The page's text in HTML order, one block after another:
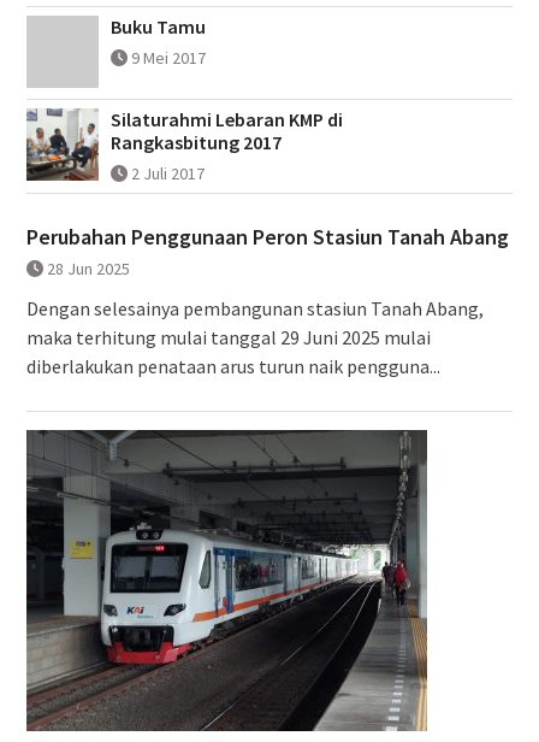
Buku Tamu
9 Mei 2017
Silaturahmi Lebaran KMP di
Rangkasbitung 2017
2 Juli 2017
Perubahan Penggunaan Peron Stasiun Tanah Abang
28 Jun 2025
Dengan selesainya pembangunan stasiun Tanah Abang,
maka terhitung mulai tanggal 29 Juni 2025 mulai
diberlakukan penataan arus turun naik pengguna...